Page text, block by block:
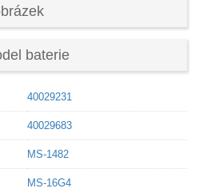
baterie
40029231
40029683
MS-1482
MS-16G4